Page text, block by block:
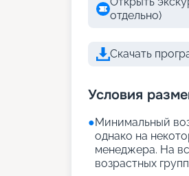
отдельно)
Скачать
Условия
●Минимальный
однако на
менеджера. На
возрастных